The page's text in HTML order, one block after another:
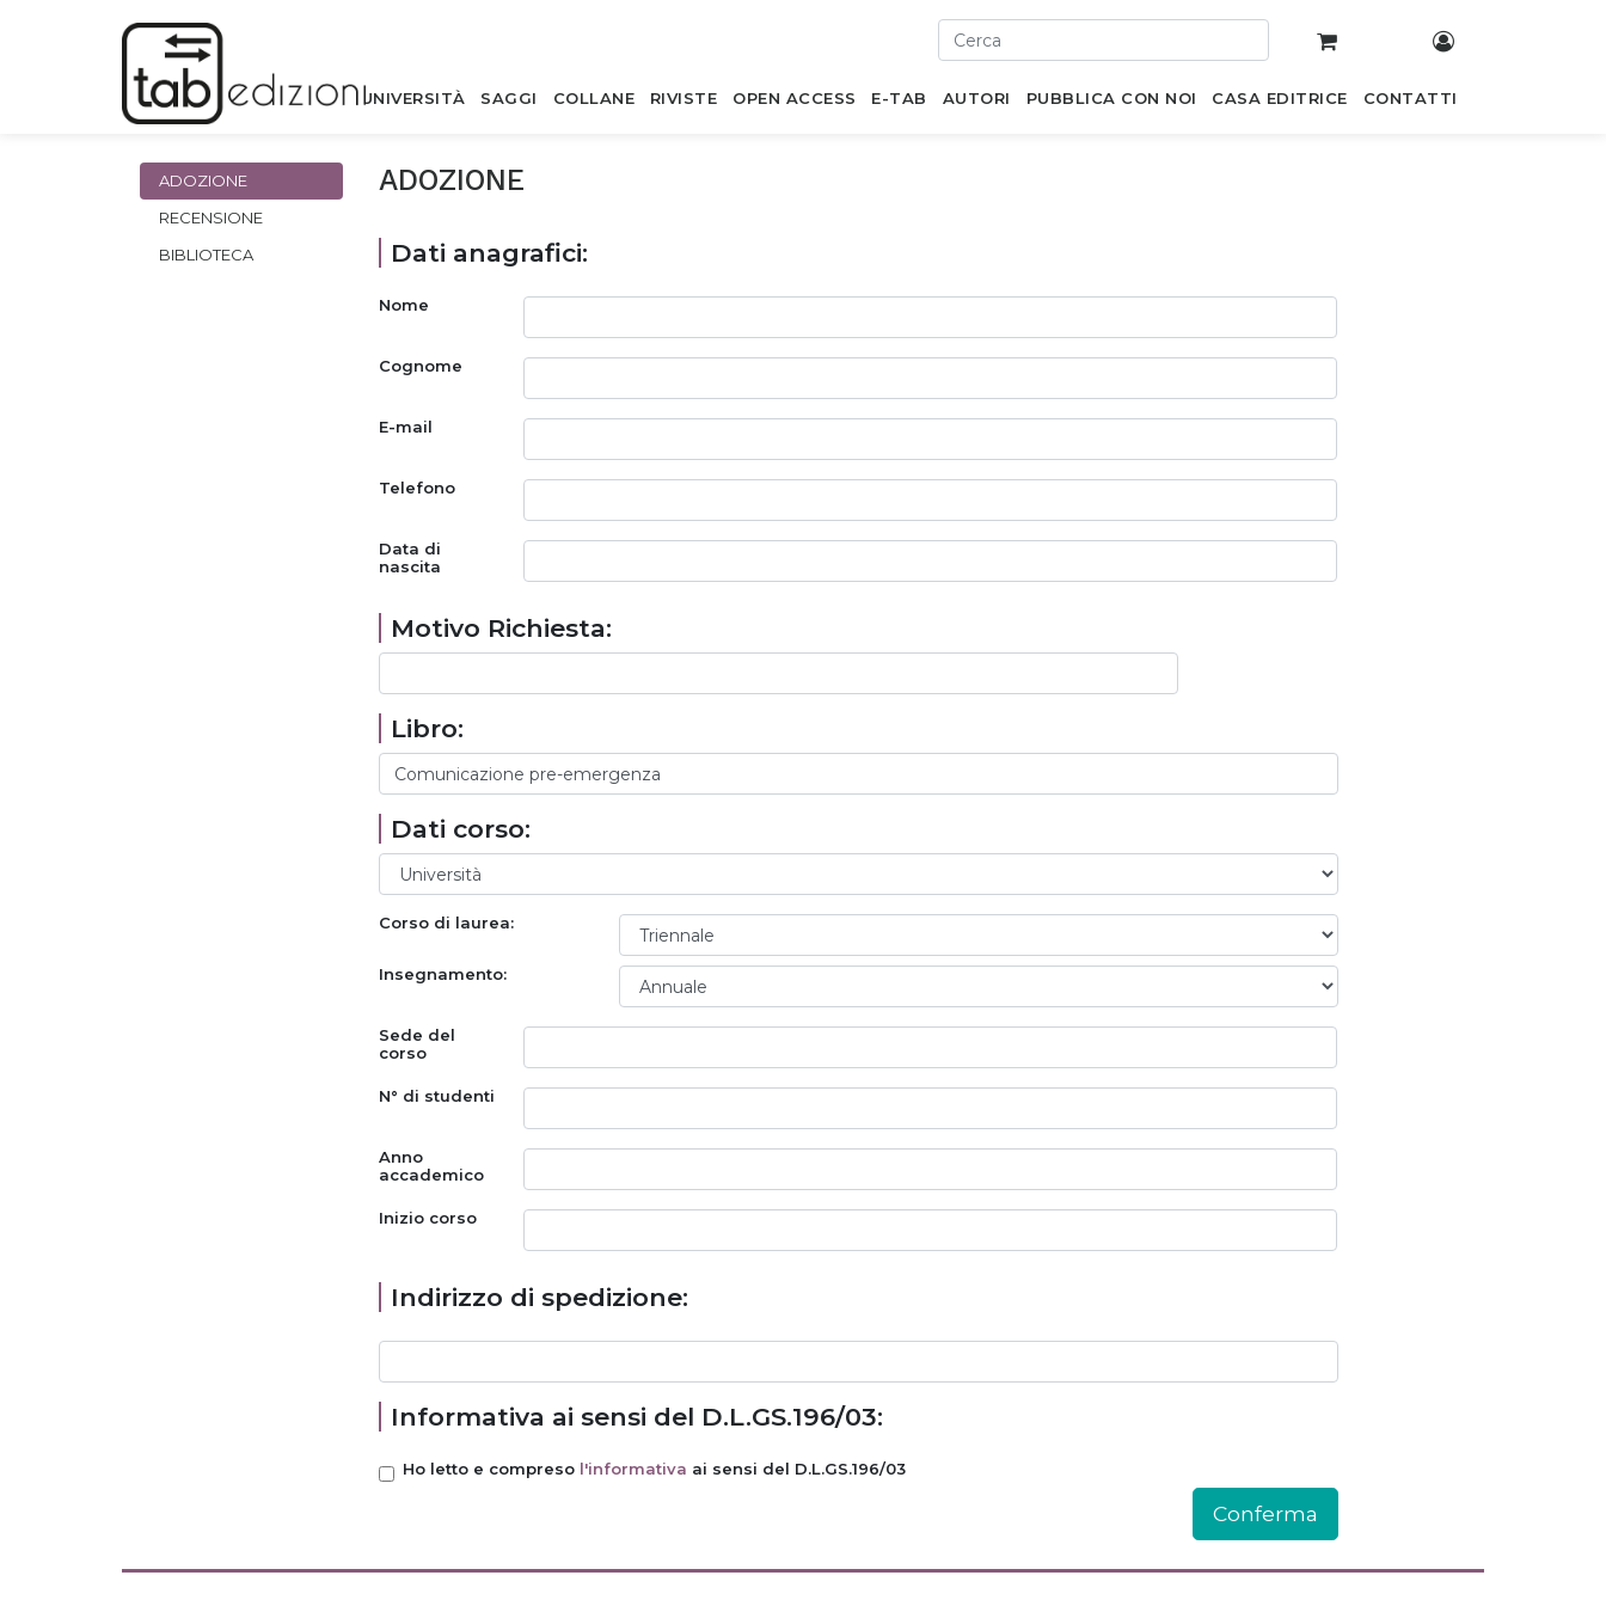
UNIVERSITÀ SAGGI COLLANE RIVISTE OPEN ACCESS E-TAB AUTORI PUBBLICA CON NOI CASA EDITRICE CONTATTI
ADOZIONE
RECENSIONE
BIBLIOTECA
ADOZIONE
Dati anagrafici:
Nome
Cognome
E-mail
Telefono
Data di
nascita
Motivo Richiesta:
Libro:
Dati corso:
Corso di laurea:
Insegnamento:
Sede del
corso
N° di studenti
Anno
accademico
Inizio corso
Indirizzo di spedizione:
Informativa ai sensi del D.L.GS.196/03:
Ho letto e compreso l'informativa ai sensi del D.L.GS.196/03